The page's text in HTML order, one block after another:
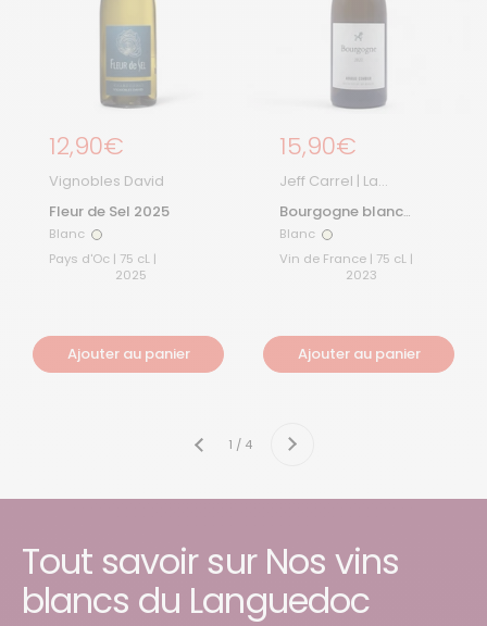
Prix régulier
12,90€
Vignobles David
Fleur de Sel 2025
Blanc Blanc
Pays d'Oc | 75 cL |
2025
Ajouter au panier
Prix régulier
15,90€
Jeff Carrel | La
Bourgogne blanc
Combier 2023
Blanc Blanc
Vin de France | 75 cL |
2023
Ajouter au panier
Précédent 1 / 4 Suivant
Tout savoir sur Nos vins
blancs du Languedoc